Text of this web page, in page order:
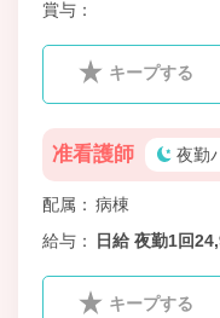
賞与
キープする
准看護師 夜勤
配属
病棟
給与
日給 夜勤1回
キープする